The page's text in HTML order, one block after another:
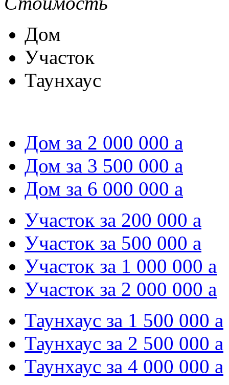
Дом
Участок
Таунхаус
Дом за 2 000 000 a
Дом за 3 500 000 a
Дом за 6 000 000 a
Участок за 200 000 a
Участок за 500 000 a
Участок за 1 000 000 a
Участок за 2 000 000 a
Таунхаус за 1 500 000 a
Таунхаус за 2 500 000 a
Таунхаус за 4 000 000 a